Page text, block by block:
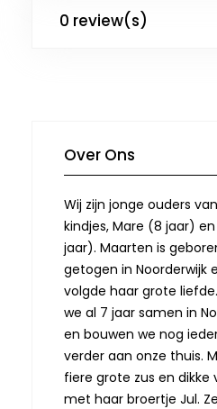
0 review(s)
Over Ons
Wij zijn jonge ouders
kindjes, Mare (8 jaar)
jaar). Maarten is
getogen in Noorderwijk
volgde haar grote
we al 7 jaar samen in
en bouwen we nog
verder aan onze thuis.
fiere grote zus en dikke
met haar broertje Jul.